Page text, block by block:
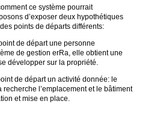
ce système pourrait
d’exposer deux hypothétiques
points de départs différents:
de départ une personne
de gestion erRa, elle obtient une
développer sur la propriété.
de départ un activité donnée: le
l’emplacement et le bâtiment
et mise en place.